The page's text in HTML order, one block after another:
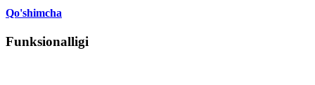
Qo'shimcha
Funksionalligi